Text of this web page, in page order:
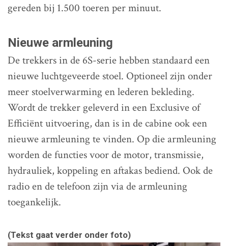
gereden bij 1.500 toeren per minuut.
Nieuwe armleuning
De trekkers in de 6S-serie hebben standaard een
nieuwe luchtgeveerde stoel. Optioneel zijn onder
meer stoelverwarming en lederen bekleding.
Wordt de trekker geleverd in een Exclusive of
Efficiënt uitvoering, dan is in de cabine ook een
nieuwe armleuning te vinden. Op die armleuning
worden de functies voor de motor, transmissie,
hydrauliek, koppeling en aftakas bediend. Ook de
radio en de telefoon zijn via de armleuning
toegankelijk.
(Tekst gaat verder onder foto)